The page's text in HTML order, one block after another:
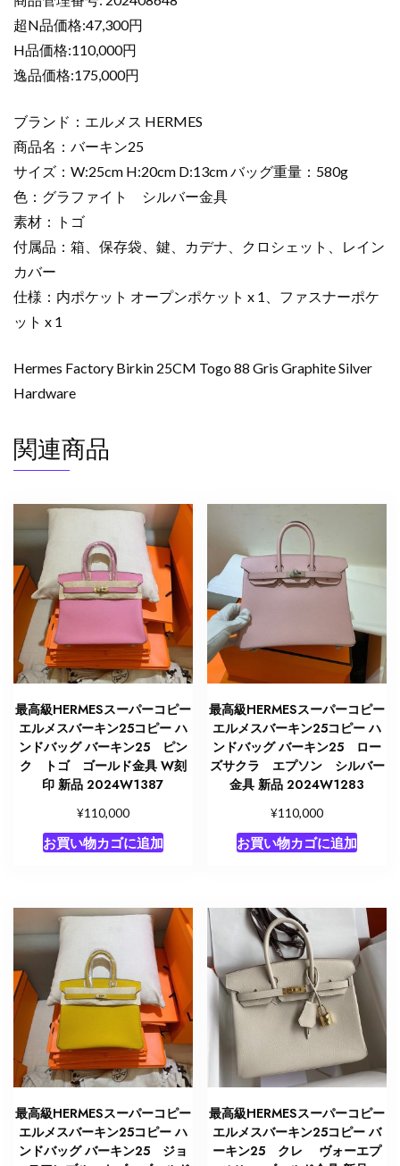
バ
ー
キ
ン
グ
ラ
フ
ァ
イ
ト
ト
ゴ
シ
ル
バ
金
具
超N品価格:47,300円
H品価格:110,000円
逸品価格:175,000円
ブランド：エルメス HERMES
商品名：バーキン25
サイズ：W:25cm H:20cm D:13cm バッグ重量：580g
色：グラファイト シルバー金具
素材：トゴ
付属品：箱、保存袋、鍵、カデナ、クロシェット、レイン
カバー
仕様：内ポケット オープンポケット x 1、ファスナーポケ
ット x 1
Hermes Factory Birkin 25CM Togo 88 Gris Graphite Silver
Hardware
関連商品
最高級HERMESスーパーコピー
エルメスバーキン25コピー ハ
ンドバッグ バーキン25 ピン
ク トゴ ゴールド金具 W刻
印 新品 2024W1387
¥110,000
お買い物カゴに追加
最高級HERMESスーパーコピー
エルメスバーキン25コピー ハ
ンドバッグ バーキン25 ロー
ズサクラ エプソン シルバー
金具 新品 2024W1283
¥110,000
お買い物カゴに追加
最高級HERMESスーパーコピー
エルメスバーキン25コピー ハ
ンドバッグ バーキン25 ジョ
最高級HERMESスーパーコピー
エルメスバーキン25コピー バ
ーキン25 クレ ヴォーエプ